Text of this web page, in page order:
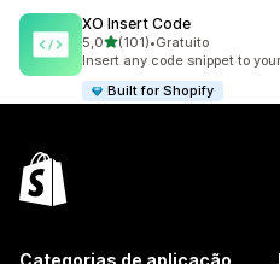
XO Insert Code
5,0de 5 estrelas
(101)
101 total de avaliações
•Gratuito
Insert any code snippet to
Built for Shopify
Categorias de aplicação